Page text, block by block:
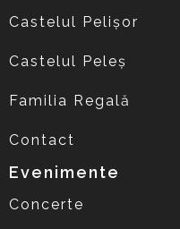
Castelul Pelișor
Castelul Peleș
Familia Regală
Contact
Evenimente
Concerte